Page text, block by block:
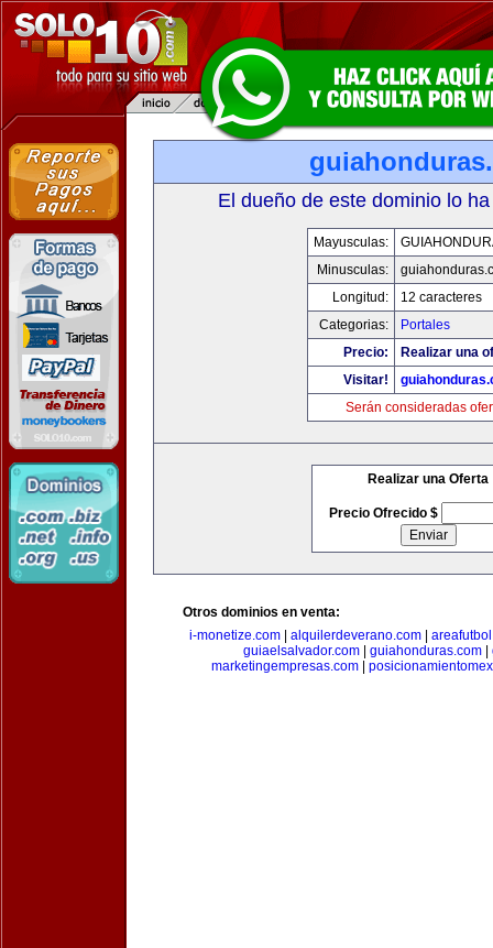
El dueño de este dominio lo
Mayusculas:
Minusculas:
Longitud:
12 caracteres
Categorias:
Portales
Precio:
Realizar una
Visitar!
Serán consideradas
Realizar una Oferta
Precio Ofrecido $
Otros dominios en venta:
i-monetize.com
alquilerdeverano.com
guiaelsalvador.com| guiahonduras.com|
marketingempresas.com